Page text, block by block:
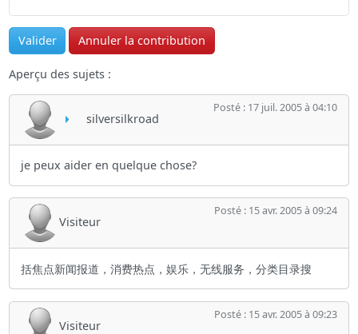
Aperçu des sujets :
silversilkroad
Posté : 17 juil. 2005 à 04:10
je peux aider en quelque chose?
Visiteur
Posté : 15 avr. 2005 à 09:24
括焦点新闻报道，消费热点，娱乐，无线服务，分类目录搜
Visiteur
Posté : 15 avr. 2005 à 09:23